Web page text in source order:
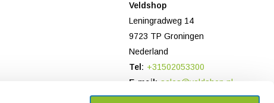
Veldshop
Leningradweg 14
9723 TP Groningen
Nederland
Tel: +31502053300
E-mail: sales@veldshop.nl
Bank: NL78 TRIO 0197906958